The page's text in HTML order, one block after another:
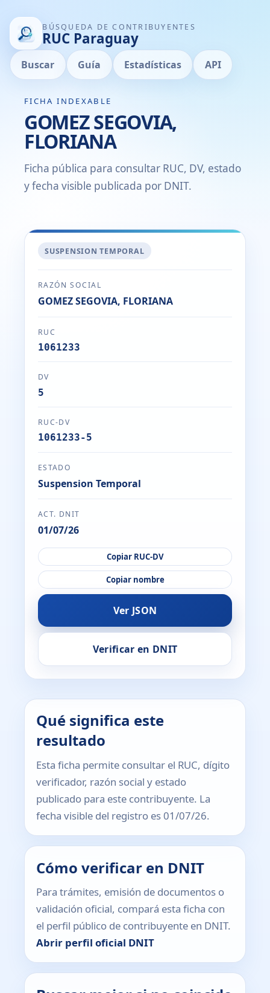
BÚSQUEDA DE CONTRIBUYENTES
RUC Paraguay
Buscar Guía Estadísticas API
FICHA INDEXABLE
GOMEZ SEGOVIA,
FLORIANA
Ficha pública para consultar RUC, DV, estado
y fecha visible publicada por DNIT.
SUSPENSION TEMPORAL
RAZÓN SOCIAL
GOMEZ SEGOVIA, FLORIANA
RUC
1061233
DV
5
RUC-DV
1061233-5
ESTADO
Suspension Temporal
ACT. DNIT
01/07/26
Copiar RUC-DV
Copiar nombre
Ver JSON
Verificar en DNIT
Qué significa este
resultado
Esta ficha permite consultar el RUC, dígito
verificador, razón social y estado
publicado para este contribuyente. La
fecha visible del registro es 01/07/26.
Cómo verificar en DNIT
Para trámites, emisión de documentos o
validación oficial, compará esta ficha con
el perfil público de contribuyente en DNIT.
Abrir perfil oficial DNIT